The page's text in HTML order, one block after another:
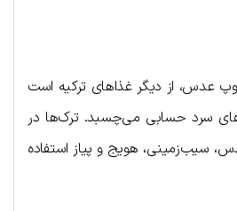
عدس، از دیگر غذاهای ترکیه است
سرد حسابی می‌چسبد. ترک‌ها در
سیب‌زمینی، هویج و پیاز استفاده